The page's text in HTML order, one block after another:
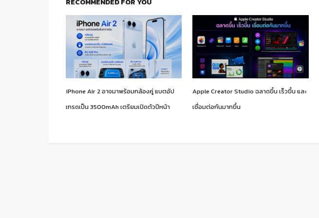
iPhone Air 2 อาจมาพร้อมกล้องคู่ แบตอัป
เกรดเป็น 3500mAh เตรียมเปิดตัวปีหน้า
Apple Creator Studio ฉลาดขึ้น เร็วขึ้น และ
เชื่อมต่อกันมากขึ้น